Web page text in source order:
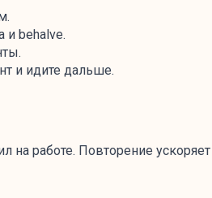
и behalve.
и идите дальше.
работе. Повторение ускоряет